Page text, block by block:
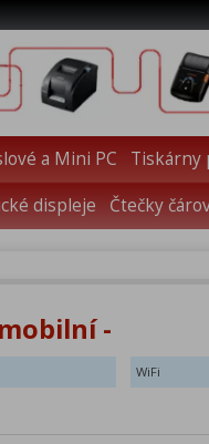
a Mini PC Tiskárny
displeje Čtečky
-
WiFi